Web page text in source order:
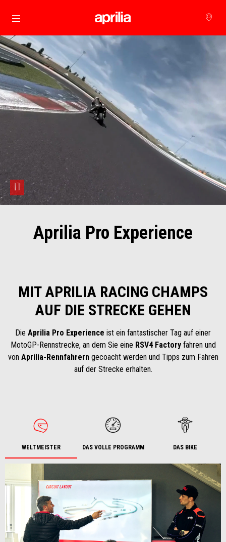
Skip to content
pause
Aprilia Pro Experience
MIT APRILIA RACING CHAMPS
AUF DIE STRECKE GEHEN
Die Aprilia Pro Experience ist ein fantastischer Tag auf einer
MotoGP-Rennstrecke, an dem Sie eine RSV4 Factoryfahren und
von Aprilia-Rennfahrerngecoacht werden und Tipps zum Fahren
auf der Strecke erhalten.
WELTMEISTER DAS VOLLE PROGRAMM DAS BIKE